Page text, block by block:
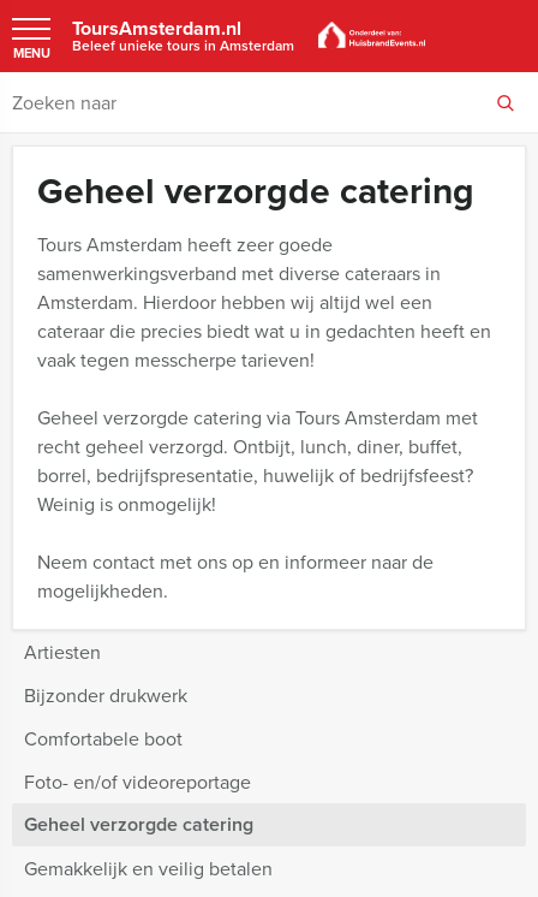
ToursAmsterdam.nl
Beleef unieke tours in Amsterdam
MENU
Geheel verzorgde catering
Tours Amsterdam heeft zeer goede
samenwerkingsverband met diverse cateraars in
Amsterdam. Hierdoor hebben wij altijd wel een
cateraar die precies biedt wat u in gedachten heeft en
vaak tegen messcherpe tarieven!
Geheel verzorgde catering via Tours Amsterdam met
recht geheel verzorgd. Ontbijt, lunch, diner, buffet,
borrel, bedrijfspresentatie, huwelijk of bedrijfsfeest?
Weinig is onmogelijk!
Neem contact met ons op en informeer naar de
mogelijkheden.
Artiesten
Bijzonder drukwerk
Comfortabele boot
Foto- en/of videoreportage
Geheel verzorgde catering
Gemakkelijk en veilig betalen